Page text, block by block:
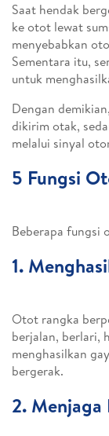
Saat hendak
ke otot lewat
menyebabkan
Sementara itu,
untuk
Dengan
dikirim otak,
melalui sinyal
5 Fungsi
Beberapa fungsi
1.
Otot rangka
berjalan, berlari,
menghasilkan
bergerak.
2. Menjaga